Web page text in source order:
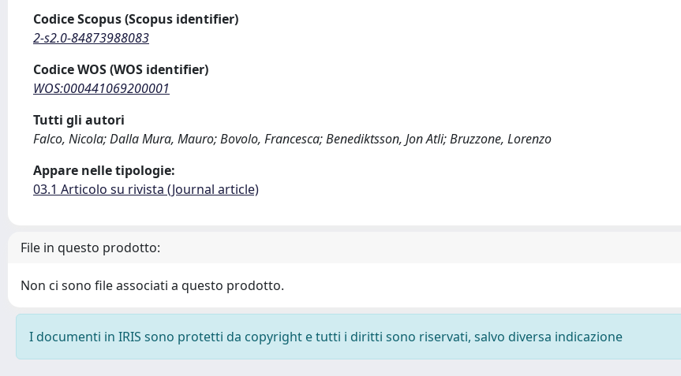
Codice Scopus (Scopus identifier)
2-s2.0-84873988083
Codice WOS (WOS identifier)
WOS:000441069200001
Tutti gli autori
Falco, Nicola; Dalla Mura, Mauro; Bovolo, Francesca; Benediktsson, Jon Atli; Bruzzone, Lorenzo
Appare nelle tipologie:
03.1 Articolo su rivista (Journal article)
File in questo prodotto:
Non ci sono file associati a questo prodotto.
I documenti in IRIS sono protetti da copyright e tutti i diritti sono riservati, salvo diversa indicazione